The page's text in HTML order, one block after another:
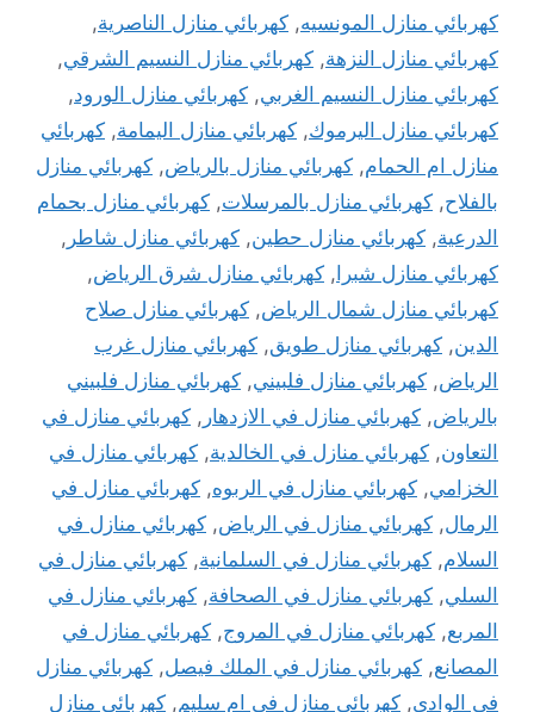
كهربائي منازل المونسيه, كهربائي منازل الناصرية,
كهربائي منازل النزهة, كهربائي منازل النسيم الشرقي,
كهربائي منازل النسيم الغربي, كهربائي منازل الورود,
كهربائي منازل اليرموك, كهربائي منازل اليمامة, كهربائي
منازل ام الحمام, كهربائي منازل بالرياض, كهربائي منازل
بالفلاح, كهربائي منازل بالمرسلات, كهربائي منازل بحمام
الدرعية, كهربائي منازل حطين, كهربائي منازل شاطر ,
كهربائي منازل شبرا, كهربائي منازل شرق الرياض,
كهربائي منازل شمال الرياض, كهربائي منازل صلاح
الدين, كهربائي منازل طويق, كهربائي منازل غرب
الرياض, كهربائي منازل فلبيني, كهربائي منازل فلبيني
بالرياض, كهربائي منازل في الازدهار , كهربائي منازل في
التعاون, كهربائي منازل في الخالدية, كهربائي منازل في
الخزامي, كهربائي منازل في الربوه, كهربائي منازل في
الرمال, كهربائي منازل في الرياض, كهربائي منازل في
السلام, كهربائي منازل في السلمانية, كهربائي منازل في
السلي, كهربائي منازل في الصحافة, كهربائي منازل في
المربع, كهربائي منازل في المروج, كهربائي منازل في
المصانع, كهربائي منازل في الملك فيصل, كهربائي منازل
في الوادي, كهربائي منازل في ام سليم, كهربائي منازل